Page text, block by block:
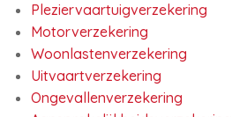
Pleziervaartuigverzekering
Motorverzekering
Woonlastenverzekering
Uitvaartverzekering
Ongevallenverzekering